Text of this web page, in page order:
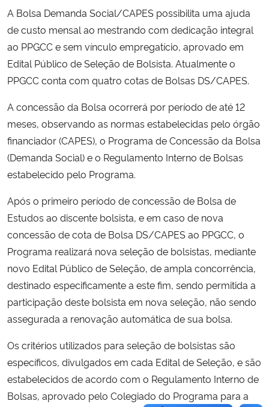
Ministério do Meio Ambiente
Ministério do Turismo
Controladoria-Geral da União
Ministério da Mulher, da Família e dos Direitos Humanos
Gabinete de Segurança Institucional
Advocacia-Geral da União
Banco Central do Brasil
A Bolsa Demanda Social/CAPES possibilita uma ajuda
de custo mensal ao mestrando com dedicação integral
ao PPGCC e sem vínculo empregatício, aprovado em
Edital Público de Seleção de Bolsista. Atualmente o
PPGCC conta com quatro cotas de Bolsas DS/CAPES.
A concessão da Bolsa ocorrerá por período de até 12
meses, observando as normas estabelecidas pelo órgão
financiador (CAPES), o Programa de Concessão da Bolsa
(Demanda Social) e o Regulamento Interno de Bolsas
estabelecido pelo Programa.
Após o primeiro período de concessão de Bolsa de
Estudos ao discente bolsista, e em caso de nova
concessão de cota de Bolsa DS/CAPES ao PPGCC, o
Programa realizará nova seleção de bolsistas, mediante
novo Edital Público de Seleção, de ampla concorrência,
destinado especificamente a este fim, sendo permitida a
participação deste bolsista em nova seleção, não sendo
assegurada a renovação automática de sua bolsa.
Os critérios utilizados para seleção de bolsistas são
específicos, divulgados em cada Edital de Seleção, e são
estabelecidos de acordo com o Regulamento Interno de
Bolsas, aprovado pelo Colegiado do Programa para a